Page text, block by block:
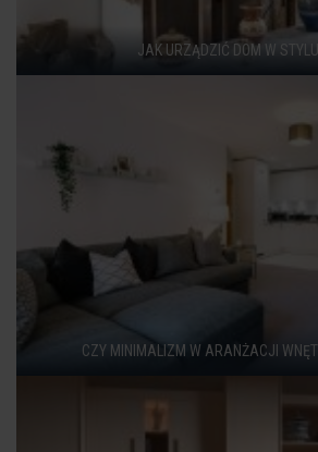
JAK URZĄDZIĆ DOM W
CZY MINIMALIZM W ARANŻACJI